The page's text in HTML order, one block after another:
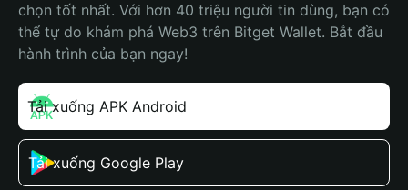
chọn tốt nhất. Với hơn 40 triệu người tin dùng, bạn có
thể tự do khám phá Web3 trên Bitget Wallet. Bắt đầu
hành trình của bạn ngay!
Tải xuống APK Android
Tải xuống Google Play